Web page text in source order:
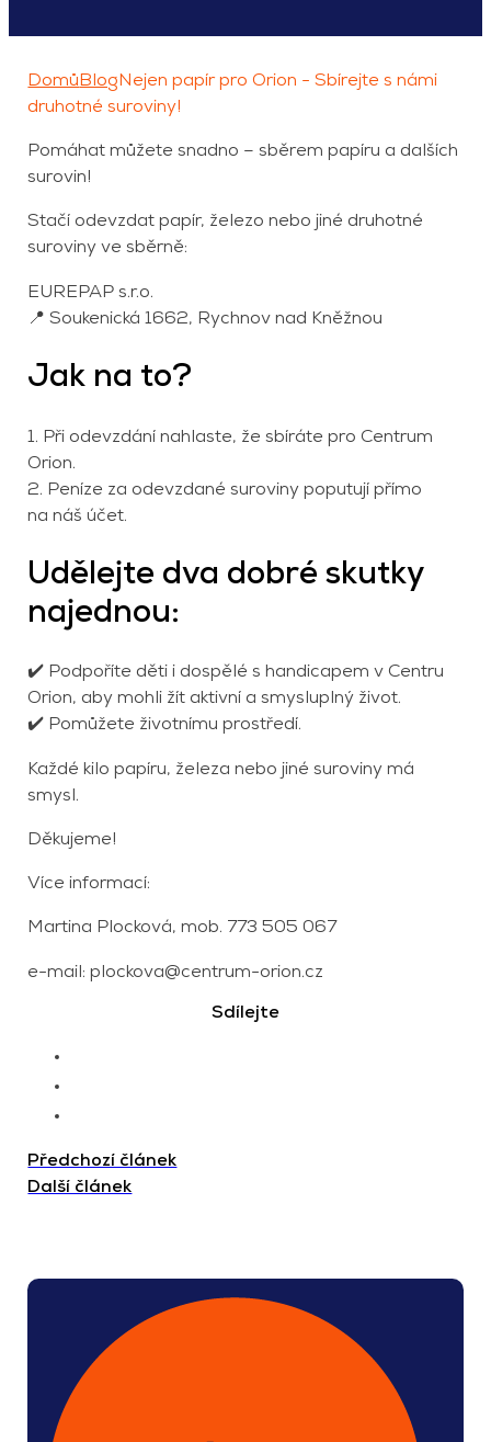
Domů Blog Nejen papír pro Orion - Sbírejte s námi
druhotné suroviny!
Pomáhat můžete snadno – sběrem papíru a dalších
surovin!
Stačí odevzdat papír, železo nebo jiné druhotné
suroviny ve sběrně:
EUREPAP s.r.o.
📍 Soukenická 1662, Rychnov nad Kněžnou
Jak na to?
1. Při odevzdání nahlaste, že sbíráte pro Centrum
Orion.
2. Peníze za odevzdané suroviny poputují přímo
na náš účet.
Udělejte dva dobré skutky
najednou:
✔️ Podpoříte děti i dospělé s handicapem v Centru
Orion, aby mohli žít aktivní a smysluplný život.
✔️ Pomůžete životnímu prostředí.
Každé kilo papíru, železa nebo jiné suroviny má
smysl.
Děkujeme!
Více informací:
Martina Plocková, mob. 773 505 067
e-mail:plockova@centrum-orion.cz
Sdílejte
Předchozí článek
Další článek